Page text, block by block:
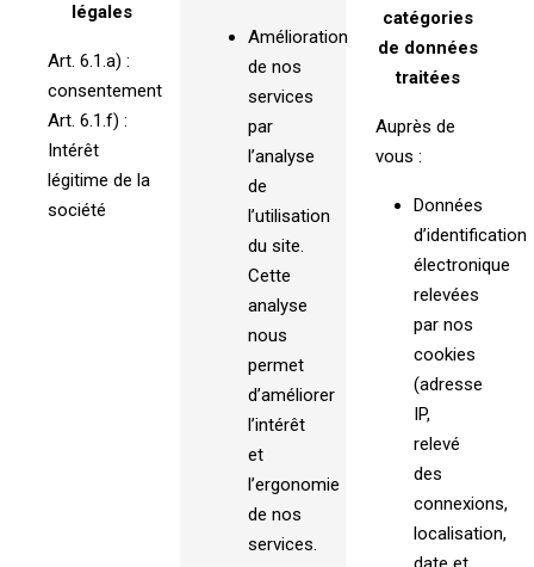
légales
Art. 6.1.a) :
consentement
Art. 6.1.f) :
Intérêt
légitime de la
société
Amélioration
de nos
services
par
l’analyse
de
l’utilisation
du site.
Cette
analyse
nous
permet
d’améliorer
l’intérêt
et
l’ergonomie
de nos
services.
catégories
de données
traitées
Auprès de
vous :
Données
d’identification
électronique
relevées
par nos
cookies
(adresse
IP,
relevé
des
connexions,
localisation,